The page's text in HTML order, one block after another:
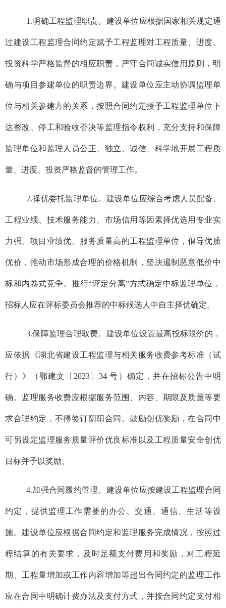
1.明确工程监理职责。建设单位应根据国家相关规定通
过建设工程监理合同约定赋予工程监理对工程质量、进度、
投资科学严格监督的相应职责，严守合同诚实信用原则，明
确与项目参建单位的职责边界。建设单位应主动协调监理单
位与相关参建方的关系，按照合同约定授予工程监理单位下
达整改、停工和验收否决等监理指令权利，充分支持和保障
监理单位和监理人员公正、独立、诚信、科学地开展工程质
量、进度、投资严格监督的管理工作。
2.择优委托监理单位。建设单位应综合考虑人员配备、
工程业绩、技术服务能力、市场信用等因素择优选用专业实
力强、项目业绩优、服务质量高的工程监理单位，倡导优质
优价，推动市场形成合理的价格机制，坚决遏制恶意低价中
标和内卷式竞争。推行“评定分离”方式确定中标监理单位，
招标人应在评标委员会推荐的中标候选人中自主择优确定。
3.保障监理合理取费。建设单位设置最高投标限价的，
应依据《湖北省建设工程监理与相关服务收费参考标准（试
行）》（鄂建文〔2023〕34 号）确定，并在招标公告中明
确。监理服务收费应根据服务范围、内容、期限及质量等要
求合理约定，不得签订阴阳合同。鼓励创优奖励，在合同中
可另设定监理服务质量评价优良标准以及工程质量安全创优
目标并予以奖励。
4.加强合同履约管理。建设单位应按建设工程监理合同
约定，提供监理工作需要的办公、交通、通信、生活等设
施。建设单位应根据合同约定和监理服务完成情况，按照过
程结算的有关要求，及时足额支付费用和奖励，对工程延
期、工程量增加或工作内容增加等超出合同约定的监理工作
应在合同中明确计费办法及支付方式，并按合同约定支付相